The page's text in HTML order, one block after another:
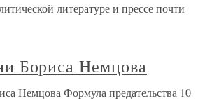
литературе и прессе почти
Бориса Немцова
Немцова Формула предательства 10